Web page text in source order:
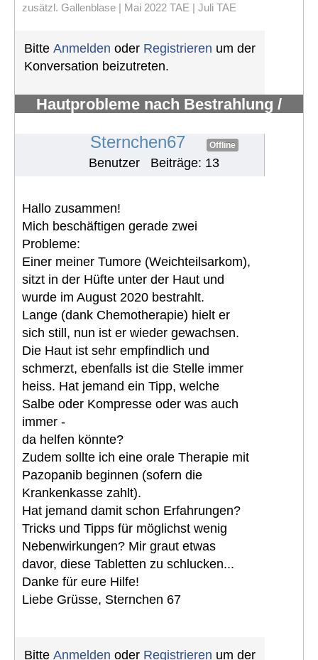
zusätzl. Gallenblase | Mai 2022 TAE | Juli TAE
Bitte Anmelden oder Registrieren um der
Konversation beizutreten.
Hautprobleme nach Bestrahlung /
Sternchen67 Offline
Benutzer Beiträge: 13
Hallo zusammen!
Mich beschäftigen gerade zwei
Probleme:
Einer meiner Tumore (Weichteilsarkom),
sitzt in der Hüfte unter der Haut und
wurde im August 2020 bestrahlt.
Lange (dank Chemotherapie) hielt er
sich still, nun ist er wieder gewachsen.
Die Haut ist sehr empfindlich und
schmerzt, ebenfalls ist die Stelle immer
heiss. Hat jemand ein Tipp, welche
Salbe oder Kompresse oder was auch
immer -
da helfen könnte?
Zudem sollte ich eine orale Therapie mit
Pazopanib beginnen (sofern die
Krankenkasse zahlt).
Hat jemand damit schon Erfahrungen?
Tricks und Tipps für möglichst wenig
Nebenwirkungen? Mir graut etwas
davor, diese Tabletten zu schlucken...
Danke für eure Hilfe!
Liebe Grüsse, Sternchen 67
Bitte Anmelden oder Registrieren um der